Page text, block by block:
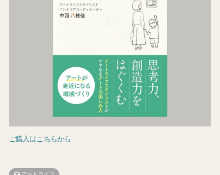
ご購入はこちらから